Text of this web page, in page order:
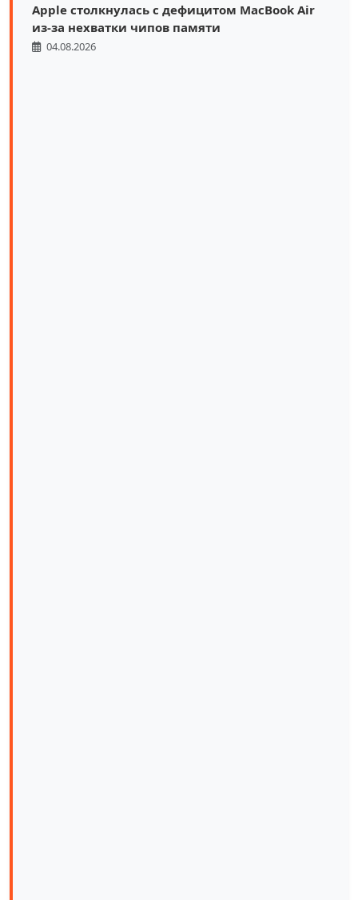
Apple столкнулась с дефицитом MacBook Air
из-за нехватки чипов памяти
04.08.2026